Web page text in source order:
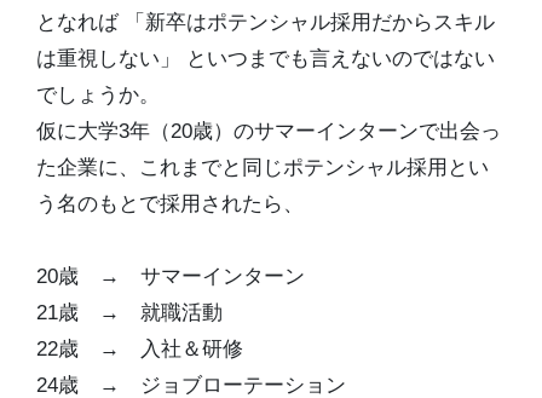
となれば 「新卒はポテンシャル採用だからスキル
は重視しない」 といつまでも言えないのではない
でしょうか。
仮に大学3年（20歳）のサマーインターンで出会っ
た企業に、これまでと同じポテンシャル採用とい
う名のもとで採用されたら、
20歳 → サマーインターン
21歳 → 就職活動
22歳 → 入社＆研修
24歳 → ジョブローテーション